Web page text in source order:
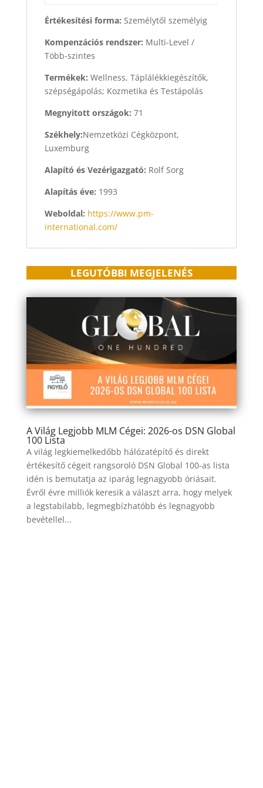
Értékesítési forma: Személytől személyig
Kompenzációs rendszer: Multi-Level /
Több-szintes
Termékek: Wellness, Táplálékkiegészítők,
szépségápolás; Kozmetika és Testápolás
Megnyitott országok: 71
Székhely:Nemzetközi Cégközpont,
Luxemburg
Alapító és Vezérigazgató: Rolf Sorg
Alapítás éve: 1993
Weboldal: https://www.pm-
international.com/
LEGUTÓBBI MEGJELENÉS
A Világ Legjobb MLM Cégei: 2026-os DSN Global
100 Lista
A világ legkiemelkedőbb hálózatépítő és direkt
értékesítő cégeit rangsoroló DSN Global 100-as lista
idén is bemutatja az iparág legnagyobb óriásait.
Évről évre milliók keresik a választ arra, hogy melyek
a legstabilabb, legmegbízhatóbb és legnagyobb
bevétellel...